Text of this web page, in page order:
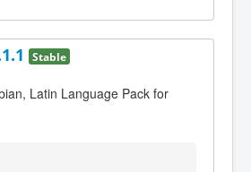
Stable
Latin Language Pack for